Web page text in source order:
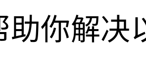
助你解决